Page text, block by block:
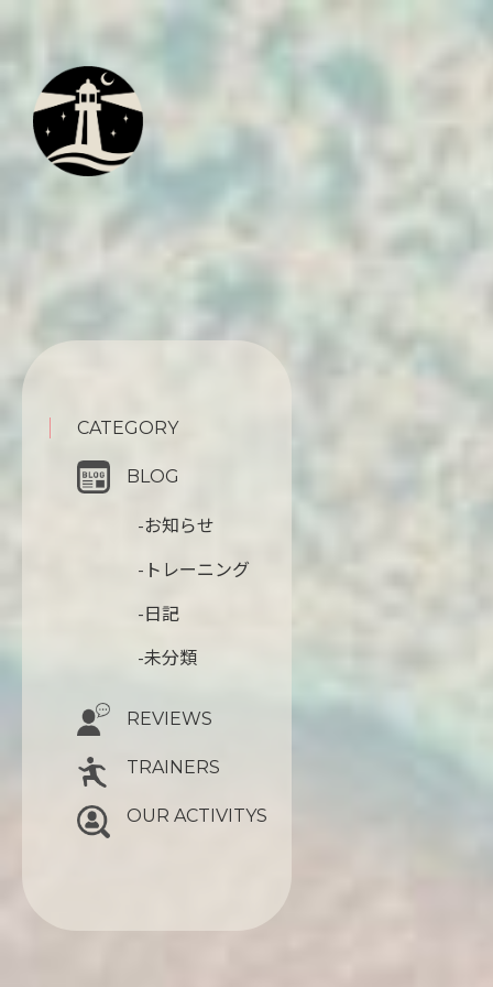
CATEGORY
BLOG
-お知らせ
-トレーニング
-日記
-未分類
REVIEWS
TRAINERS
OUR ACTIVITYS